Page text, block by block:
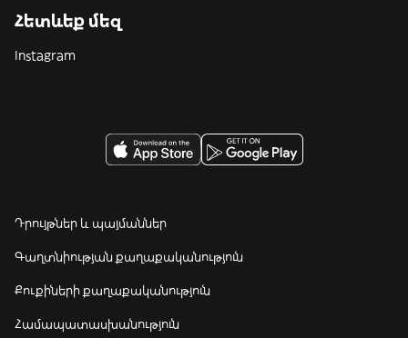
Հետևեք մեզ
Instagram
Դրույթներ և պայմաններ
Գաղտնիության քաղաքականություն
Քուքիների քաղաքականություն
Համապատասխանություն